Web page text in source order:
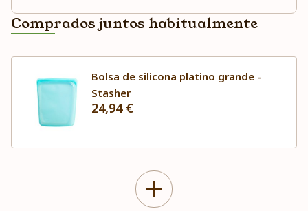
Comprados juntos habitualmente
Bolsa de silicona platino grande -
Stasher
24,94 €